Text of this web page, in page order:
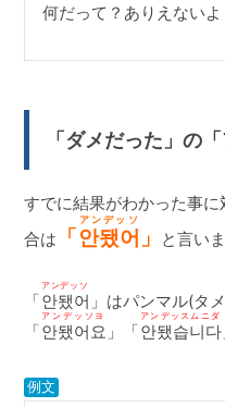
何だって？ありえないよ
「ダメだった」の
すでに結果がわかった事
合は
「안됐어
アンデッソ
」 と言いま
「안됐어
アンデッソ
」はパンマル(タ
「안됐어요
アンデッソヨ
」「안됐습니다
アンデッスムニダ
例文